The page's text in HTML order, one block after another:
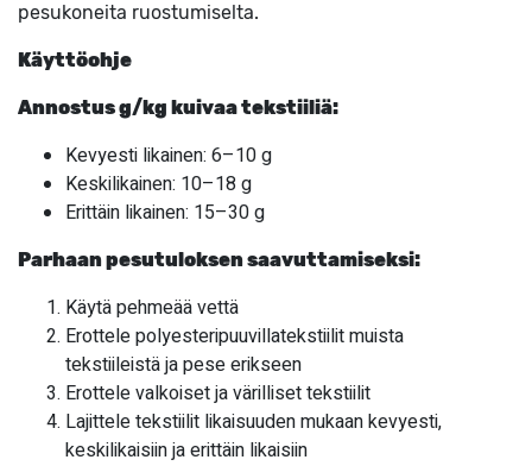
pesukoneita ruostumiselta.
Käyttöohje
Annostus g/kg kuivaa tekstiiliä:
Kevyesti likainen: 6–10 g
Keskilikainen: 10–18 g
Erittäin likainen: 15–30 g
Parhaan pesutuloksen saavuttamiseksi:
Käytä pehmeää vettä
Erottele polyesteripuuvillatekstiilit muista
tekstiileistä ja pese erikseen
Erottele valkoiset ja värilliset tekstiilit
Lajittele tekstiilit likaisuuden mukaan kevyesti,
keskilikaisiin ja erittäin likaisiin